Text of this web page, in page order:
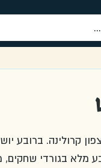
קרולינה. ברובע
מלא בגורדי שחקים,